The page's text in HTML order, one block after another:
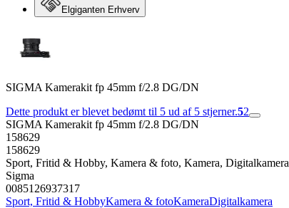
Elgiganten Erhverv
SIGMA Kamerakit fp 45mm f/2.8 DG/DN
Dette produkt er blevet bedømt til 5 ud af 5 stjerner.52
SIGMA Kamerakit fp 45mm f/2.8 DG/DN
158629
158629
Sport, Fritid & Hobby, Kamera & foto, Kamera, Digitalkamera
Sigma
0085126937317
Sport, Fritid & HobbyKamera & fotoKameraDigitalkamera